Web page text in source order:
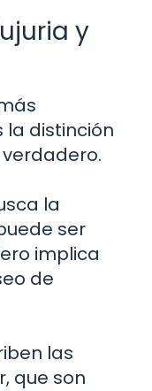
y
la distinción
la
ser
implica
de
las
que son